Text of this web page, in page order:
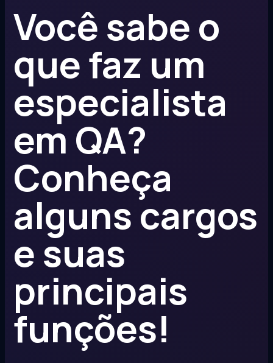
Você sabe o
que faz um
especialista
em QA?
Conheça
alguns cargos
e suas
principais
funções!